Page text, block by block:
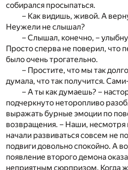
собирался просыпаться.
– Как видишь, живой. А
Неужели не слышал?
– Слышал, конечно, –
Просто сперва не поверил, что
было очень трогательно.
– Простите, что мы так
думала, что так получится.
– А ты как думаешь? –
подчеркнуто неторопливо
выражать бурные эмоции по
возвращения. – Наши, несмотря
начали развиваться совсем не
подвиги довольно спокойно. А
появление второго демона
неприятным сюрпризом. Когда